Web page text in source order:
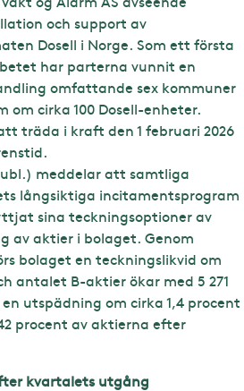
och support av
Dosell i Norge. Som ett första
har parterna vunnit en
omfattande sex kommuner
om cirka 100 Dosell-enheter.
träda i kraft den 1 februari 2026
meddelar att samtliga
långsiktiga incitamentsprogram
sina teckningsoptioner av
av aktier i bolaget. Genom
bolaget en teckningslikvid om
antalet B-aktier ökar med 5 271
utspädning om cirka 1,4 procent
procent av aktierna efter
kvartalets utgång